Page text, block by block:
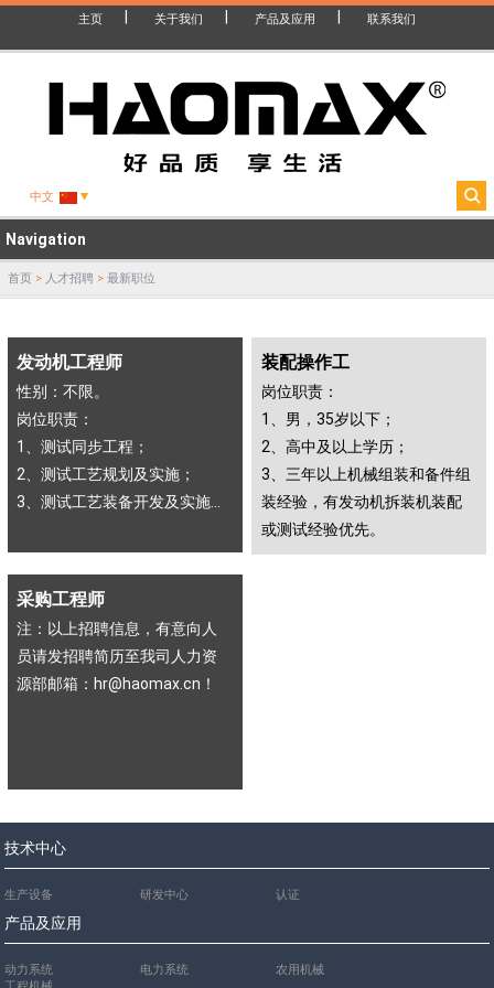
主页 关于我们 产品及应用 联系我们
中文
Navigation
首页 > 人才招聘 > 最新职位
发动机工程师
性别：不限。
岗位职责：
1、测试同步工程；
2、测试工艺规划及实施；
3、测试工艺装备开发及实施...
装配操作工
岗位职责：
1、男，35岁以下；
2、高中及以上学历；
3、三年以上机械组装和备件组
装经验，有发动机拆装机装配
或测试经验优先。
采购工程师
注：以上招聘信息，有意向人
员请发招聘简历至我司人力资
源部邮箱：hr@haomax.cn！
技术中心
生产设备 研发中心 认证
产品及应用
动力系统 电力系统
农用机械